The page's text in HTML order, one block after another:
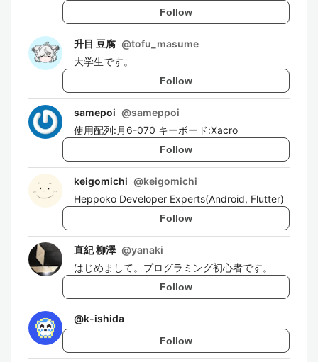
Follow
升目 豆腐 @tofu_masume
大学生です。
Follow
samepoi @sameppoi
使用配列:月6-070 キーボード:Xacro
Follow
keigomichi @keigomichi
Heppoko Developer Experts(Android, Flutter)
Follow
直紀 柳澤 @yanaki
はじめまして。プログラミング初心者です。
Follow
@k-ishida
Follow